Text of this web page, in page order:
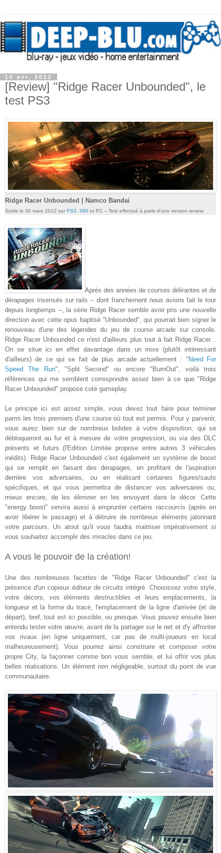
10 avr. 2012
[Review] "Ridge Racer Unbounded", le
test PS3
Ridge Racer Unbounded | Namco Bandai
Sortie le 30 mars 2012 sur PS3 360 et PC -- Test effectué à partir d'une version review.
Après des années de courses délirantes et de
dérapages insensés sur rails -- dont franchement nous avions fait le tour
depuis longtemps --, la série Ridge Racer semble avoir pris une nouvelle
direction avec cette opus baptisé "Unbounded", qui pourrait bien signer le
renouveau d'une des légendes du jeu de course arcade sur console.
Ridge Racer Unbounded ce n'est d'ailleurs plus tout à fait Ridge Racer...
On se situe ici en effet davantage dans un mixe (plutôt intéressant
d'ailleurs) de ce qui se fait de plus arcade actuellement : " Need For
Speed The Run", "Split Second" ou encore "BurnOut", voilà trois
références qui me semblent correspondre assez bien à ce que "Ridge
Racer Unbounded" propose coté gameplay.
Le principe ici est assez simple, vous devez tout faire pour terminer
parmi les trois premiers d'une course où tout est permis. Pour y parvenir,
vous aurez bien sur de nombreux bolides à votre disposition, qui se
débloqueront au fur et à mesure de votre progression, ou via des DLC
présents et futurs (l'Edition Limitée propose entre autres 3 véhicules
inédits). Ridge Racer Unbounded c'est également un système de boost
qui se remplit en faisant des dérapages, en profitant de l'aspiration
derrière vos adversaires, ou en réalisant certaines figures/sauts
spécifiques, et qui vous permettra de distancer vos adversaires ou,
mieux encore, de les éliminer en les envoyant dans le décor. Cette
"energy boost" servira aussi à emprunter certains raccourcis (après en
avoir libérer le passage) et à détruire de nombreux éléments jalonnant
votre parcours. Un atout qu'il vous faudra maitriser impérativement si
vous souhaitez accomplir des miracles dans ce jeu.
A vous le pouvoir de la création!
Une des nombreuses facettes de "Ridge Racer Unbounded" c'est la
présence d'un copieux éditeur de circuits intégré . Choisissez votre style,
votre décors, vos éléments destructibles et leurs emplacements, la
longueur et la forme du tracé, l'emplacement de la ligne d'arrivée (et de
départ), bref, tout est ici possible, ou presque. Vous pouvez ensuite bien
entendu tester votre œuvre, avant de la partager sur le net et d'y affronter
vos rivaux (en ligne uniquement, car pas de multi-joueurs en local
malheureusement). Vous pourrez ainsi construire et composer votre
propre City, la façonner comme bon vous semble, et lui offrir vos plus
belles réalisations. Un élément non négligeable, surtout du point de vue
communautaire.